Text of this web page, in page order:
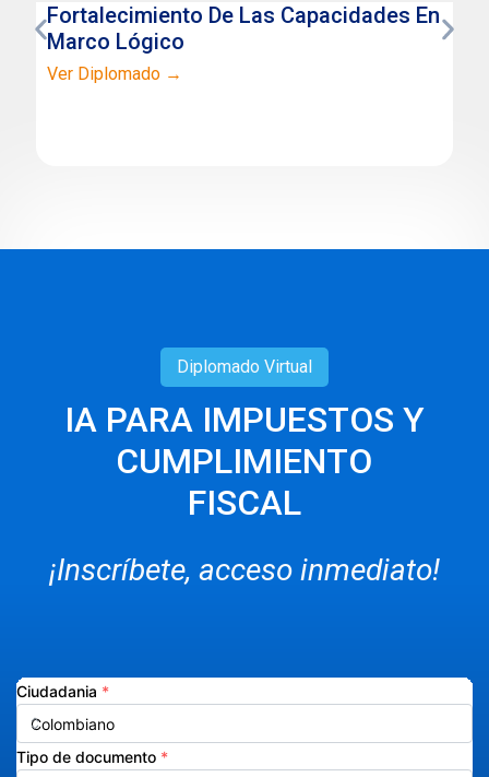
Fortalecimiento De Las Capacidades En
Marco Lógico
Ver Diplomado →
Diplomado Virtual
IA PARA IMPUESTOS Y
CUMPLIMIENTO
FISCAL
¡Inscríbete, acceso inmediato!